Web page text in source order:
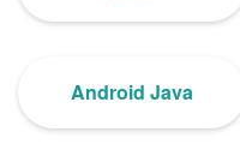
Android Java